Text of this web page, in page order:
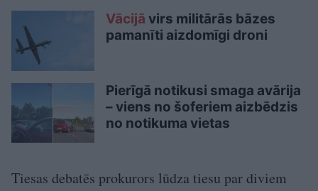
Vācijā virs militārās bāzes
pamanīti aizdomīgi droni
Pierīgā notikusi smaga avārija
– viens no šoferiem aizbēdzis
no notikuma vietas
Tiesas debatēs prokurors lūdza tiesu par diviem